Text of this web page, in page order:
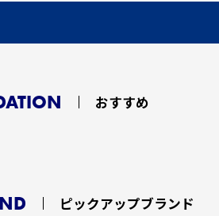
おすすめ
ピックアップブランド